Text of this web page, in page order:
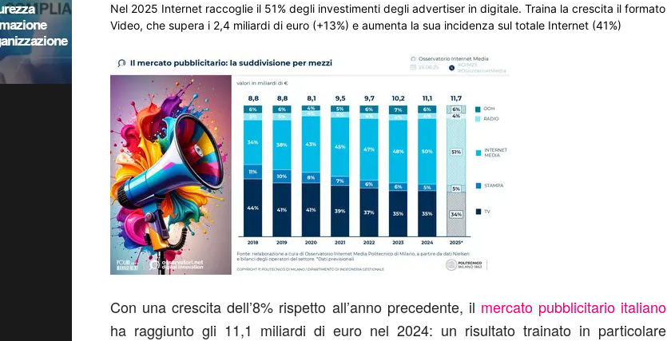
Nel 2025 Internet raccoglie il 51% degli investimenti degli advertiser in digitale. Traina la crescita il formato
Video, che supera i 2,4 miliardi di euro (+13%) e aumenta la sua incidenza sul totale Internet (41%)
Con una crescita dell’8% rispetto all’anno precedente, il mercato pubblicitario italiano
ha raggiunto gli 11,1 miliardi di euro nel 2024: un risultato trainato in particolare